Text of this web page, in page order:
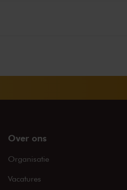
Over ons
Organisatie
Vacatures